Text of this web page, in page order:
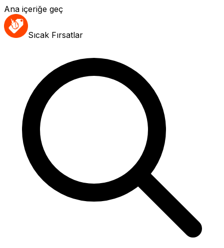
Ana içeriğe geç
Sıcak Fırsatlar